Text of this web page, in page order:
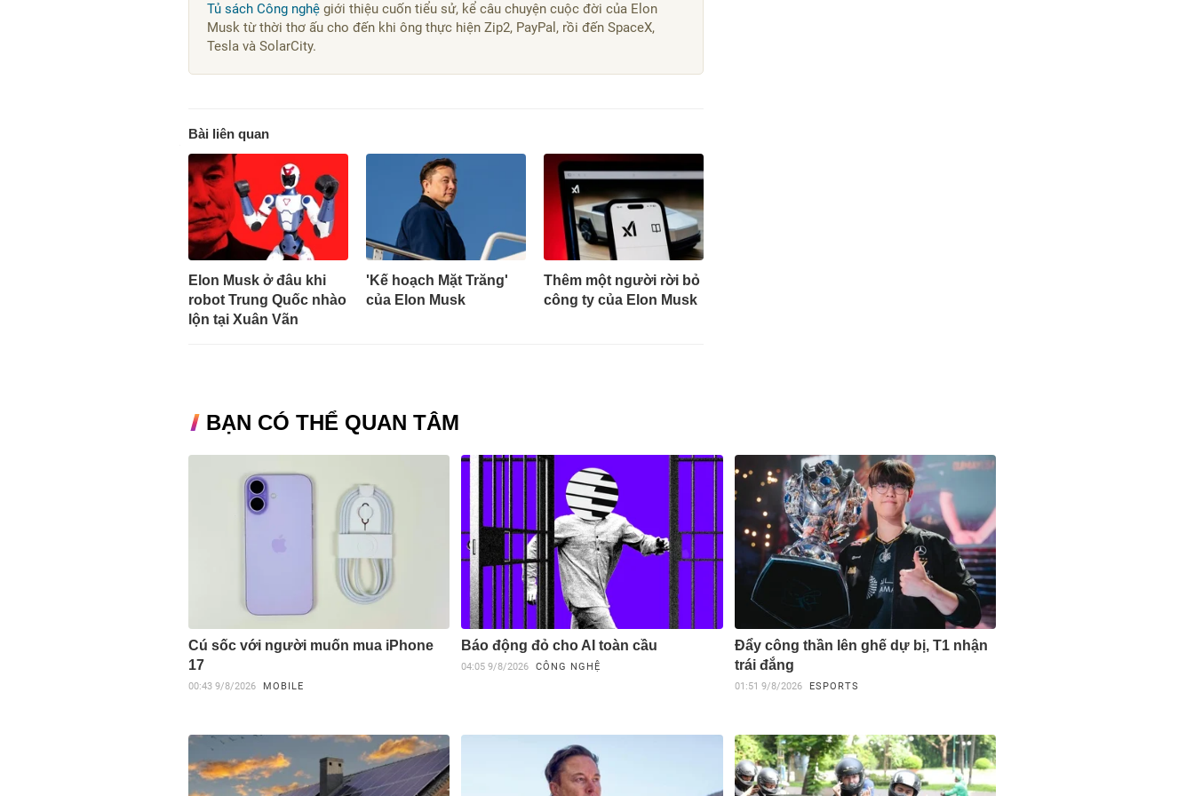
Tủ sách Công nghệ giới thiệu cuốn tiểu sử, kể câu chuyện cuộc đời của Elon
Musk từ thời thơ ấu cho đến khi ông thực hiện Zip2, PayPal, rồi đến SpaceX,
Tesla và SolarCity.
Bài liên quan
Elon Musk ở đâu khi
robot Trung Quốc nhào
lộn tại Xuân Vãn
'Kế hoạch Mặt Trăng'
của Elon Musk
Thêm một người rời bỏ
công ty của Elon Musk
BẠN CÓ THỂ QUAN TÂM
Cú sốc với người muốn mua iPhone
17
00:43 9/8/2026 MOBILE
Báo động đỏ cho AI toàn cầu
04:05 9/8/2026 CÔNG NGHỆ
Đẩy công thần lên ghế dự bị, T1 nhận
trái đắng
01:51 9/8/2026 ESPORTS